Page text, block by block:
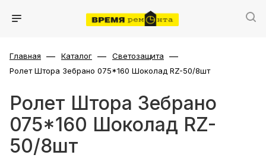
Главная — Каталог — Светозащита —
Ролет Штора Зебрано 075*160 Шоколад RZ-50/8шт
Ролет Штора Зебрано
075*160 Шоколад RZ-
50/8шт